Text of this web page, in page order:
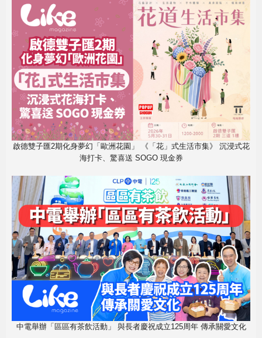
啟德雙子匯2期化身夢幻「歐洲花園」 《「花」式生活市集》 沉浸式花
海打卡、驚喜送 SOGO 現金券
中電舉辦「區區有茶飲活動」 與長者慶祝成立125周年 傳承關愛文化